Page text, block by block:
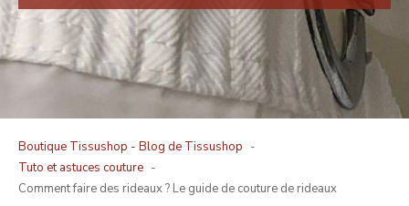
Boutique Tissushop - Blog de Tissushop
Tuto et astuces couture
Comment faire des rideaux ? Le guide de couture de rideaux